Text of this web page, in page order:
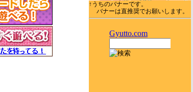
↑うちのバナーです。
バナーは直推奨でお願いします。